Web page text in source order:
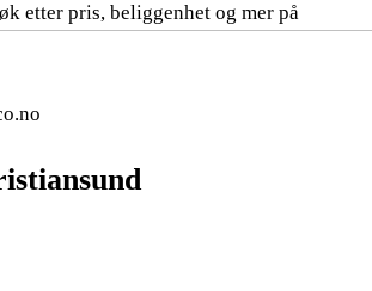
etter pris, beliggenhet og mer på